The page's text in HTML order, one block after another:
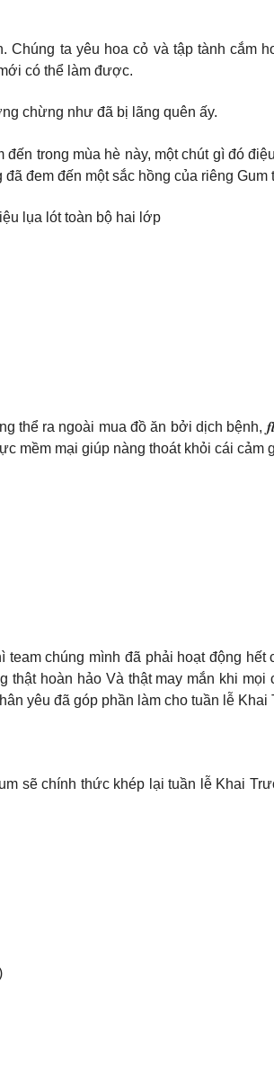
ta yêu hoa cỏ và tập tành cắm
có thể làm được.
chừng như đã bị lãng quên ấy.
đến trong mùa hè này, một chút gì
đem đến một sắc hồng của riêng
lụa lót toàn bộ hai lớp
ra ngoài mua đồ ăn bởi dịch bệnh,
mềm mại giúp nàng thoát khỏi cái cảm
chúng mình đã phải hoạt động
thật hoàn hảo Và thật may mắn khi
yêu đã góp phần làm cho tuần lễ
sẽ chính thức khép lại tuần lễ Khai